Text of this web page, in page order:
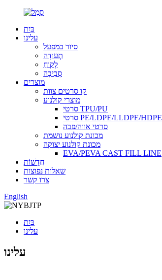
בַּיִת
עלינו
סיור במפעל
תְעוּדָה
לָקוּחַ
סְבִיבָה
מוצרים
קו סרטים צוות
מוצרי קולנוע
סרטי TPU/PU
סרטי PE/LDPE/LLDPE/HDPE
סרטי אווה/פבה
מכונת קולנוע נושמת
מכונת קולנוע יצוקה
EVA/PEVA CAST FILL LINE
חֲדָשׁוֹת
שאלות נפוצות
צרו קשר
English
בַּיִת
עלינו
עלינו